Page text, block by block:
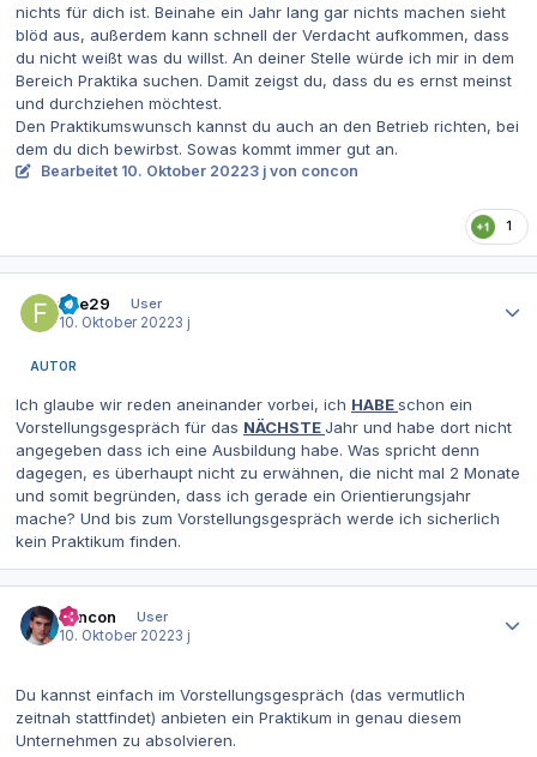
nichts für dich ist. Beinahe ein Jahr lang gar nichts machen sieht
blöd aus, außerdem kann schnell der Verdacht aufkommen, dass
du nicht weißt was du willst. An deiner Stelle würde ich mir in dem
Bereich Praktika suchen. Damit zeigst du, dass du es ernst meinst
und durchziehen möchtest.
Den Praktikumswunsch kannst du auch an den Betrieb richten, bei
dem du dich bewirbst. Sowas kommt immer gut an.
Bearbeitet 10. Oktober 20223 j von concon
1
fiae29
User
10. Oktober 20223 j
AUTOR
Ich glaube wir reden aneinander vorbei, ich HABEschon ein
Vorstellungsgespräch für das NÄCHSTEJahr und habe dort nicht
angegeben dass ich eine Ausbildung habe. Was spricht denn
dagegen, es überhaupt nicht zu erwähnen, die nicht mal 2 Monate
und somit begründen, dass ich gerade ein Orientierungsjahr
mache? Und bis zum Vorstellungsgespräch werde ich sicherlich
kein Praktikum finden.
concon
User
10. Oktober 20223 j
Du kannst einfach im Vorstellungsgespräch (das vermutlich
zeitnah stattfindet) anbieten ein Praktikum in genau diesem
Unternehmen zu absolvieren.